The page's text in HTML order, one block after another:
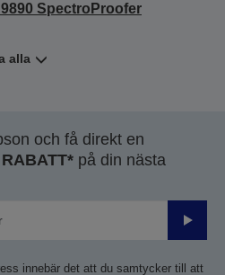
SpectroProofer
alla
och få direkt en
på din nästa
Skicka
innebär det att du samtycker till att